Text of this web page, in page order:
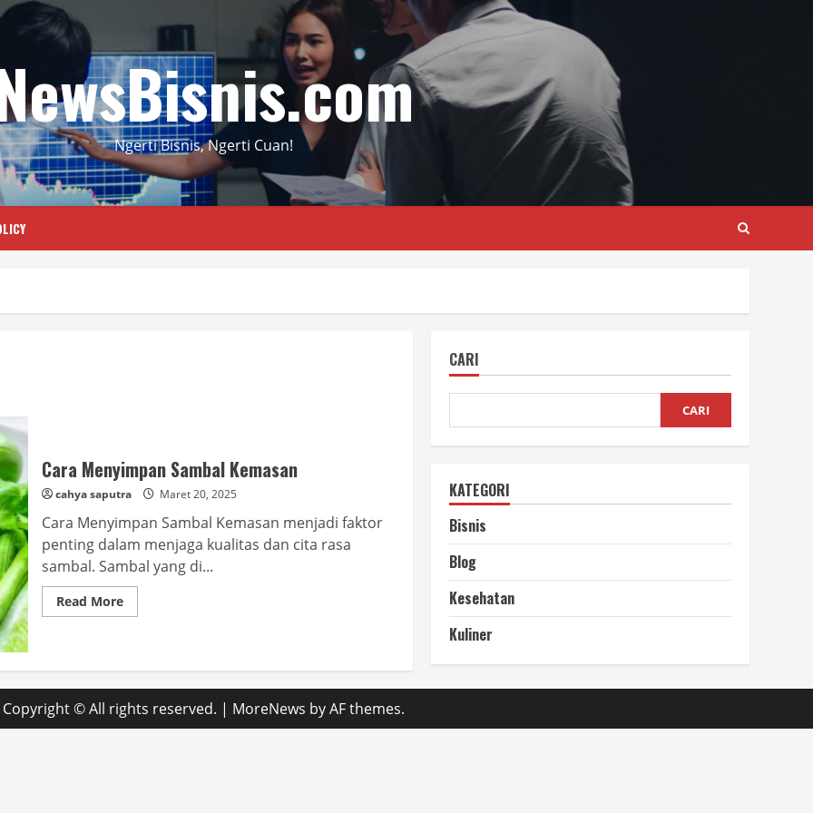
Ngerti Bisnis, Ngerti Cuan!
Cara Menyimpan Sambal Kemasan
cahya saputra Maret 20, 2025
Cara Menyimpan Sambal Kemasan menjadi faktor
penting dalam menjaga kualitas dan cita rasa
sambal. Sambal yang di...
Read MoreRead
more
Kemasan
CARI
CARI
KATEGORI
Bisnis
Blog
Kesehatan
Kuliner
Copyright © All rights reserved. | MoreNews by AF themes.